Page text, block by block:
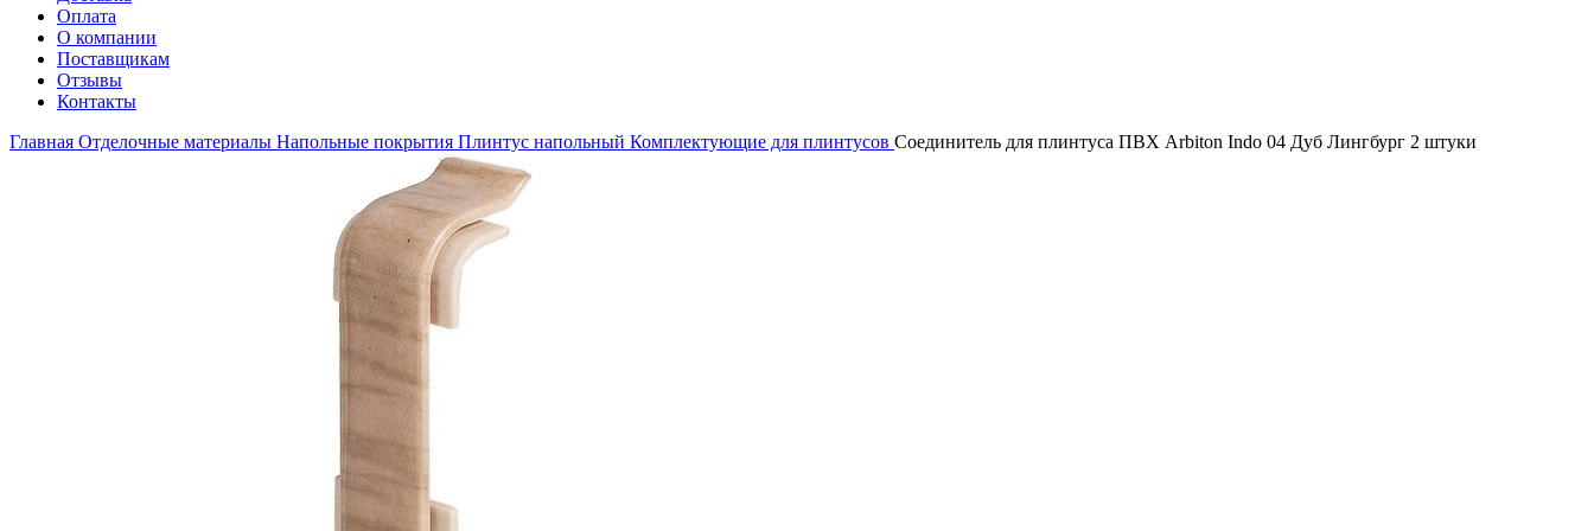
Оплата
О компании
Поставщикам
Отзывы
Контакты
Главная Отделочные материалы Напольные покрытия Плинтус напольный Комплектующие для плинтусов Соединитель для плинтуса ПВХ Arbiton Indo 04 Дуб Лингбург 2 штуки